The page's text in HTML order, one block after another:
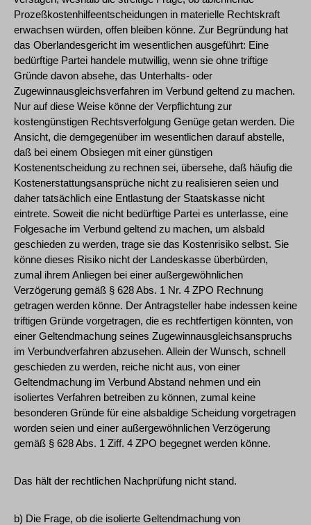
Prozeßkostenhilfeentscheidungen in materielle Rechtskraft
erwachsen würden, offen bleiben könne. Zur Begründung hat
das Oberlandesgericht im wesentlichen ausgeführt: Eine
bedürftige Partei handele mutwillig, wenn sie ohne triftige
Gründe davon absehe, das Unterhalts- oder
Zugewinnausgleichsverfahren im Verbund geltend zu machen.
Nur auf diese Weise könne der Verpflichtung zur
kostengünstigen Rechtsverfolgung Genüge getan werden. Die
Ansicht, die demgegenüber im wesentlichen darauf abstelle,
daß bei einem Obsiegen mit einer günstigen
Kostenentscheidung zu rechnen sei, übersehe, daß häufig die
Kostenerstattungsansprüche nicht zu realisieren seien und
daher tatsächlich eine Entlastung der Staatskasse nicht
eintrete. Soweit die nicht bedürftige Partei es unterlasse, eine
Folgesache im Verbund geltend zu machen, um alsbald
geschieden zu werden, trage sie das Kostenrisiko selbst. Sie
könne dieses Risiko nicht der Landeskasse überbürden,
zumal ihrem Anliegen bei einer außergewöhnlichen
Verzögerung gemäß § 628 Abs. 1 Nr. 4 ZPO Rechnung
getragen werden könne. Der Antragsteller habe indessen keine
triftigen Gründe vorgetragen, die es rechtfertigen könnten, von
einer Geltendmachung seines Zugewinnausgleichsanspruchs
im Verbundverfahren abzusehen. Allein der Wunsch, schnell
geschieden zu werden, reiche nicht aus, von einer
Geltendmachung im Verbund Abstand nehmen und ein
isoliertes Verfahren betreiben zu können, zumal keine
besonderen Gründe für eine alsbaldige Scheidung vorgetragen
worden seien und einer außergewöhnlichen Verzögerung
gemäß § 628 Abs. 1 Ziff. 4 ZPO begegnet werden könne.
Das hält der rechtlichen Nachprüfung nicht stand.
b) Die Frage, ob die isolierte Geltendmachung von